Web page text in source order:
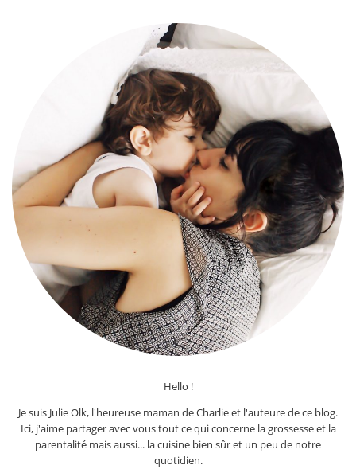
Hello !
Je suis Julie Olk, l'heureuse maman de Charlie et l'auteure de ce blog.
Ici, j'aime partager avec vous tout ce qui concerne la grossesse et la
parentalité mais aussi... la cuisine bien sûr et un peu de notre
quotidien.